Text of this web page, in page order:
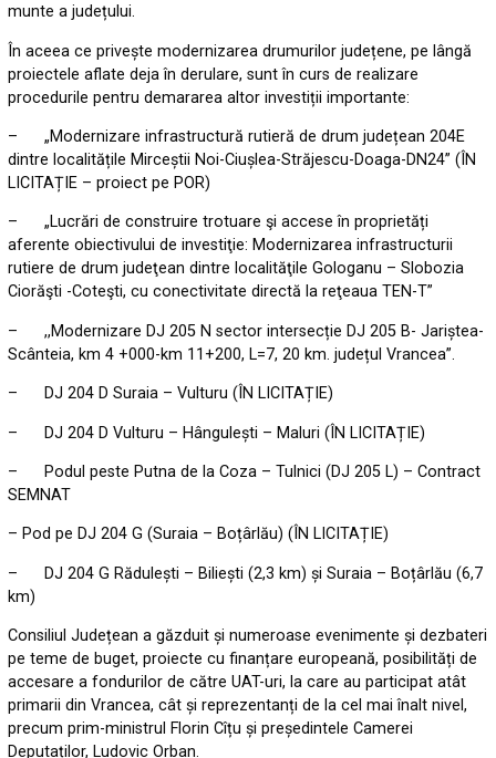
munte a județului.
În aceea ce privește modernizarea drumurilor județene, pe lângă
proiectele aflate deja în derulare, sunt în curs de realizare
procedurile pentru demararea altor investiții importante:
– „Modernizare infrastructură rutieră de drum județean 204E
dintre localitățile Mirceștii Noi-Ciușlea-Străjescu-Doaga-DN24” (ÎN
LICITAȚIE – proiect pe POR)
– „Lucrări de construire trotuare şi accese în proprietăți
aferente obiectivului de investiţie: Modernizarea infrastructurii
rutiere de drum judeţean dintre localităţile Gologanu – Slobozia
Ciorăşti -Coteşti, cu conectivitate directă la reţeaua TEN-T”
– ,,Modernizare DJ 205 N sector intersecție DJ 205 B- Jariștea-
Scânteia, km 4 +000-km 11+200, L=7, 20 km. județul Vrancea”.
– DJ 204 D Suraia – Vulturu (ÎN LICITAȚIE)
– DJ 204 D Vulturu – Hângulești – Maluri (ÎN LICITAȚIE)
– Podul peste Putna de la Coza – Tulnici (DJ 205 L) – Contract
SEMNAT
– Pod pe DJ 204 G (Suraia – Boțârlău) (ÎN LICITAȚIE)
– DJ 204 G Rădulești – Biliești (2,3 km) și Suraia – Boțârlău (6,7
km)
Consiliul Județean a găzduit și numeroase evenimente și dezbateri
pe teme de buget, proiecte cu finanțare europeană, posibilități de
accesare a fondurilor de către UAT-uri, la care au participat atât
primarii din Vrancea, cât și reprezentanți de la cel mai înalt nivel,
precum prim-ministrul Florin Cîțu și președintele Camerei
Deputaților, Ludovic Orban.